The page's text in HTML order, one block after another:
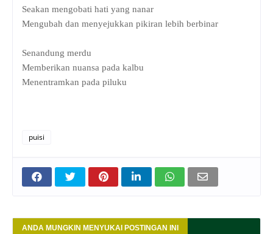
Seakan mengobati hati yang nanar
Mengubah dan menyejukkan pikiran lebih berbinar
Senandung merdu
Memberikan nuansa pada kalbu
Menentramkan pada piluku
puisi
ANDA MUNGKIN MENYUKAI POSTINGAN INI